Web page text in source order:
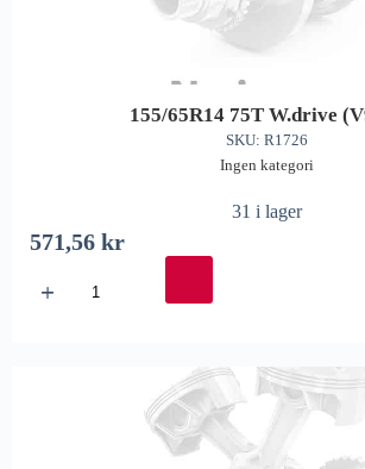
155/65R14 75T W.drive
SKU: R1726
Ingen kategori
31 i lager
571,56 kr